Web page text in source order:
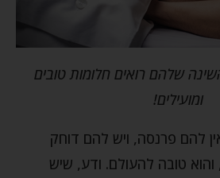
שלהם רואים חלומות טובים
ומועילים!
להם פרנסה, ויש להם דוחק
והוא טובה להעולם. ודע, שיש